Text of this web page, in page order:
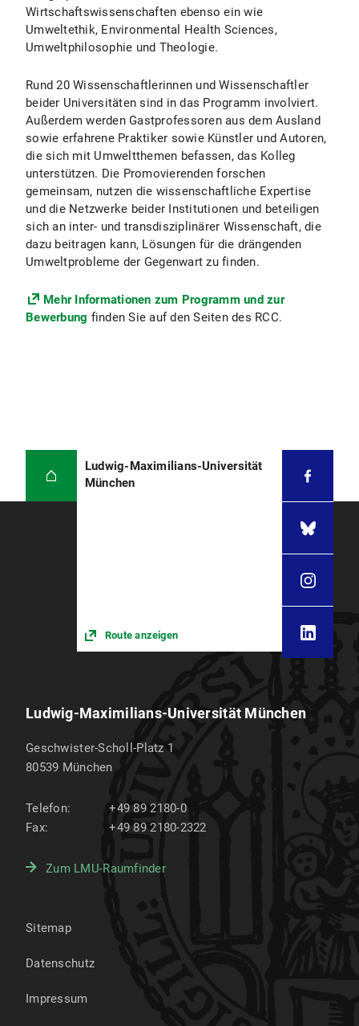
Wirtschaftswissenschaften ebenso ein wie
Umweltethik, Environmental Health Sciences,
Umweltphilosophie und Theologie.
Rund 20 Wissenschaftlerinnen und Wissenschaftler
beider Universitäten sind in das Programm involviert.
Außerdem werden Gastprofessoren aus dem Ausland
sowie erfahrene Praktiker sowie Künstler und Autoren,
die sich mit Umweltthemen befassen, das Kolleg
unterstützen. Die Promovierenden forschen
gemeinsam, nutzen die wissenschaftliche Expertise
und die Netzwerke beider Institutionen und beteiligen
sich an inter- und transdisziplinärer Wissenschaft, die
dazu beitragen kann, Lösungen für die drängenden
Umweltprobleme der Gegenwart zu finden.
Mehr Informationen zum Programm und zur
Bewerbung finden Sie auf den Seiten des RCC.
Ludwig-Maximilians-Universität
München
Route anzeigen
Ludwig-Maximilians-Universität München
Geschwister-Scholl-Platz 1
80539 München
Telefon:
+49 89 2180-0
Fax:
+49 89 2180-2322
Zum LMU-Raumfinder
Sitemap
Datenschutz
Impressum